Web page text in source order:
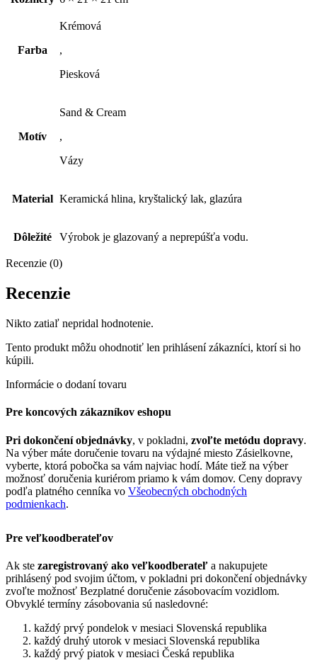
Farba
Krémová
,
Piesková
Motív
Sand & Cream
,
Vázy
Material Keramická hlina, kryštalický lak, glazúra
Dôležité Výrobok je glazovaný a neprepúšťa vodu.
Recenzie (0)
Recenzie
Nikto zatiaľ nepridal hodnotenie.
Tento produkt môžu ohodnotiť len prihlásení zákazníci, ktorí si ho
kúpili.
Informácie o dodaní tovaru
Pre koncových zákazníkov eshopu
Pri dokončení objednávky, v pokladni, zvoľte metódu dopravy.
Na výber máte doručenie tovaru na výdajné miesto Zásielkovne,
vyberte, ktorá pobočka sa vám najviac hodí. Máte tiež na výber
možnosť doručenia kuriérom priamo k vám domov. Ceny dopravy
podľa platného cenníka vo Všeobecných obchodných
podmienkach.
Pre veľkoodberateľov
Ak ste zaregistrovaný ako veľkoodberateľ a nakupujete
prihlásený pod svojim účtom, v pokladni pri dokončení objednávky
zvoľte možnosť Bezplatné doručenie zásobovacím vozidlom.
Obvyklé termíny zásobovania sú nasledovné:
každý prvý pondelok v mesiaci Slovenská republika
každý druhý utorok v mesiaci Slovenská republika
každý prvý piatok v mesiaci Česká republika